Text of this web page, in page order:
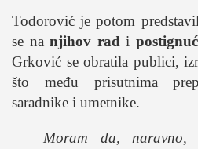
Todorović je potom
se na njihov rad i
Grković se obratila publici,
što među prisutnima
saradnike i umetnike.
Moram da, naravno,